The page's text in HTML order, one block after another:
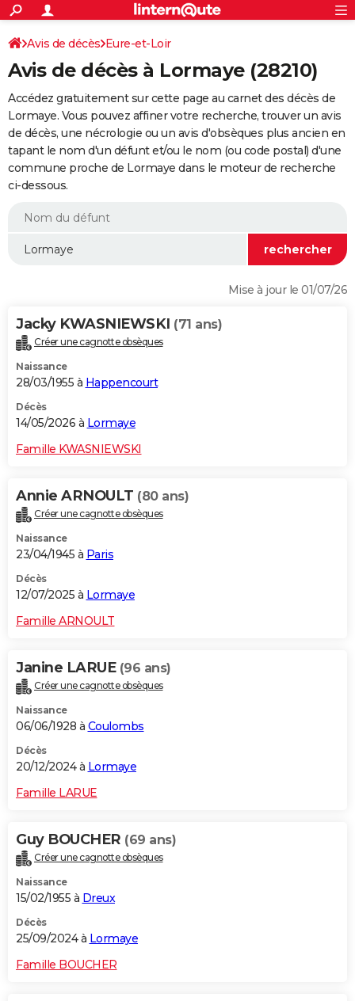
ACTUALITÉS
Politique
Société
Faits Divers
Education
Monde
Villes
+
SPORT
Coupe du monde 2026
Football
Tennis
Cyclisme
Rugby
Forum
Programme TV
TNTStreaming
Cinéma
Sorties cinéma
Musique
+
FINANCE
Retraite
Epargne
Immobilier
Risques naturels par ville
Assurance
AUTO
Essais
Réserver un essai
Citadines
Berlines
SUV
Forum auto
+HIGH-TECH
BRICOLAGE
WEEK-END
Alimentation
Guide de la santé
Maladies
Médicaments
Sommeil
VOYAGE
Destinations
City break
Voyage nature
Voyage de noces
Forum
Climat
+PHOTO
GUIDES D'ACHAT
Carte de Noël
Carte Bonne année
Carte Saint-Valentin
Carte Pâques
Carte d'anniversaire
DICTIONNAIRE
Dictionnaire
Biographies
Citations
Expressions
Proverbes
PROGRAMME TV
S'inscrire
Se connecter
Lycées
Collèges
Primaires
Universités
Entreprises
Service militaire
Avis de recherche
AVIS DE DÉCÈS
FORUM
Bricolage
Lifestyle
Culture
Television
Voyage
S'inscrire
Connexion
Avis de décès Eure-et-Loir
Avis de décès à Lormaye (28210)
Accédez gratuitement sur cette page au carnet des décès de
Lormaye. Vous pouvez affiner votre recherche, trouver un avis
de décès, une nécrologie ou un avis d'obsèques plus ancien en
tapant le nom d'un défunt et/ou le nom (ou code postal) d'une
commune proche de Lormaye dans le moteur de recherche
ci-dessous.
Mise à jour le 01/07/26
Jacky KWASNIEWSKI (71 ans)
Créer une cagnotte obsèques
Naissance
28/03/1955 à Happencourt
Décès
14/05/2026 à Lormaye
Famille KWASNIEWSKI
Annie ARNOULT (80 ans)
Créer une cagnotte obsèques
Naissance
23/04/1945 à Paris
Décès
12/07/2025 à Lormaye
Famille ARNOULT
Janine LARUE (96 ans)
Créer une cagnotte obsèques
Naissance
06/06/1928 à Coulombs
Décès
20/12/2024 à Lormaye
Famille LARUE
Guy BOUCHER (69 ans)
Créer une cagnotte obsèques
Naissance
15/02/1955 à Dreux
Décès
25/09/2024 à Lormaye
Famille BOUCHER